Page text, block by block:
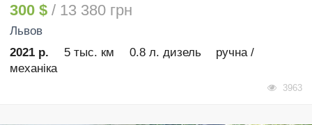
300 $ / 13 380 грн
Львов
2021 р.
5 тыс. км 0.8 л. дизель
ручна /
механіка
3963